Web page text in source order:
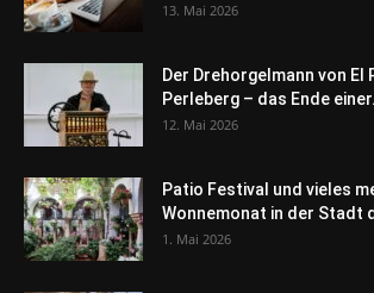
13. Mai 2026
Der Drehorgelmann von El
Perleberg – das Ende
12. Mai 2026
Patio Festival und vieles
Wonnemonat in der Stadt
1. Mai 2026